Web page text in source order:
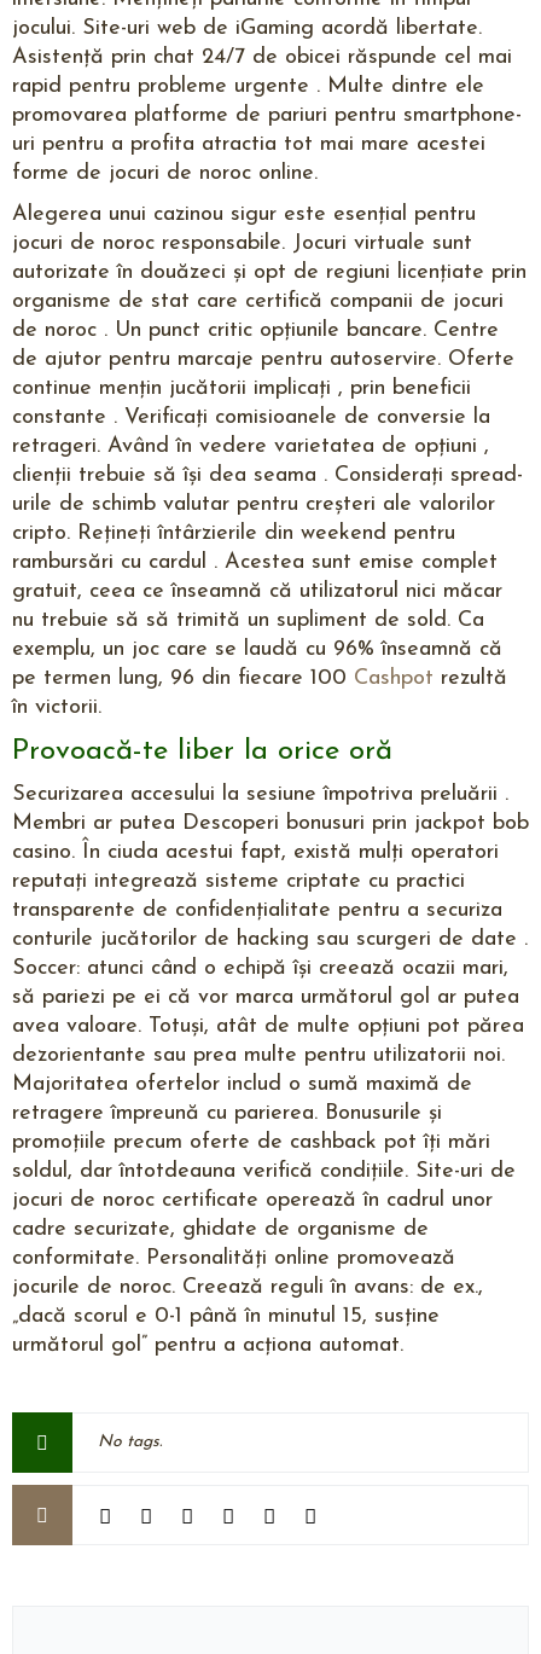
jocului. Site-uri web de iGaming acordă libertate.
Asistență prin chat 24/7 de obicei răspunde cel mai
rapid pentru probleme urgente . Multe dintre ele
promovarea platforme de pariuri pentru smartphone-
uri pentru a profita atractia tot mai mare acestei
forme de jocuri de noroc online.
Alegerea unui cazinou sigur este esențial pentru
jocuri de noroc responsabile. Jocuri virtuale sunt
autorizate în douăzeci și opt de regiuni licențiate prin
organisme de stat care certifică companii de jocuri
de noroc . Un punct critic opțiunile bancare. Centre
de ajutor pentru marcaje pentru autoservire. Oferte
continue mențin jucătorii implicați , prin beneficii
constante . Verificați comisioanele de conversie la
retrageri. Având în vedere varietatea de opțiuni ,
clienții trebuie să își dea seama . Considerați spread-
urile de schimb valutar pentru creșteri ale valorilor
cripto. Rețineți întârzierile din weekend pentru
rambursări cu cardul . Acestea sunt emise complet
gratuit, ceea ce înseamnă că utilizatorul nici măcar
nu trebuie să să trimită un supliment de sold. Ca
exemplu, un joc care se laudă cu 96% înseamnă că
pe termen lung, 96 din fiecare 100 Cashpot rezultă
în victorii.
Provoacă-te liber la orice oră
Securizarea accesului la sesiune împotriva preluării .
Membri ar putea Descoperi bonusuri prin jackpot bob
casino. În ciuda acestui fapt, există mulți operatori
reputați integrează sisteme criptate cu practici
transparente de confidențialitate pentru a securiza
conturile jucătorilor de hacking sau scurgeri de date .
Soccer: atunci când o echipă își creează ocazii mari,
să pariezi pe ei că vor marca următorul gol ar putea
avea valoare. Totuși, atât de multe opțiuni pot părea
dezorientante sau prea multe pentru utilizatorii noi.
Majoritatea ofertelor includ o sumă maximă de
retragere împreună cu parierea. Bonusurile și
promoțiile precum oferte de cashback pot îți mări
soldul, dar întotdeauna verifică condițiile. Site-uri de
jocuri de noroc certificate operează în cadrul unor
cadre securizate, ghidate de organisme de
conformitate. Personalități online promovează
jocurile de noroc. Creează reguli în avans: de ex.,
„dacă scorul e 0-1 până în minutul 15, susține
următorul gol” pentru a acționa automat.
No tags.